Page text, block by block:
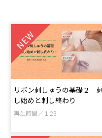
リボン刺しゅうの基礎２ 刺
し始めと刺し終わり
再生時間／ 1:23